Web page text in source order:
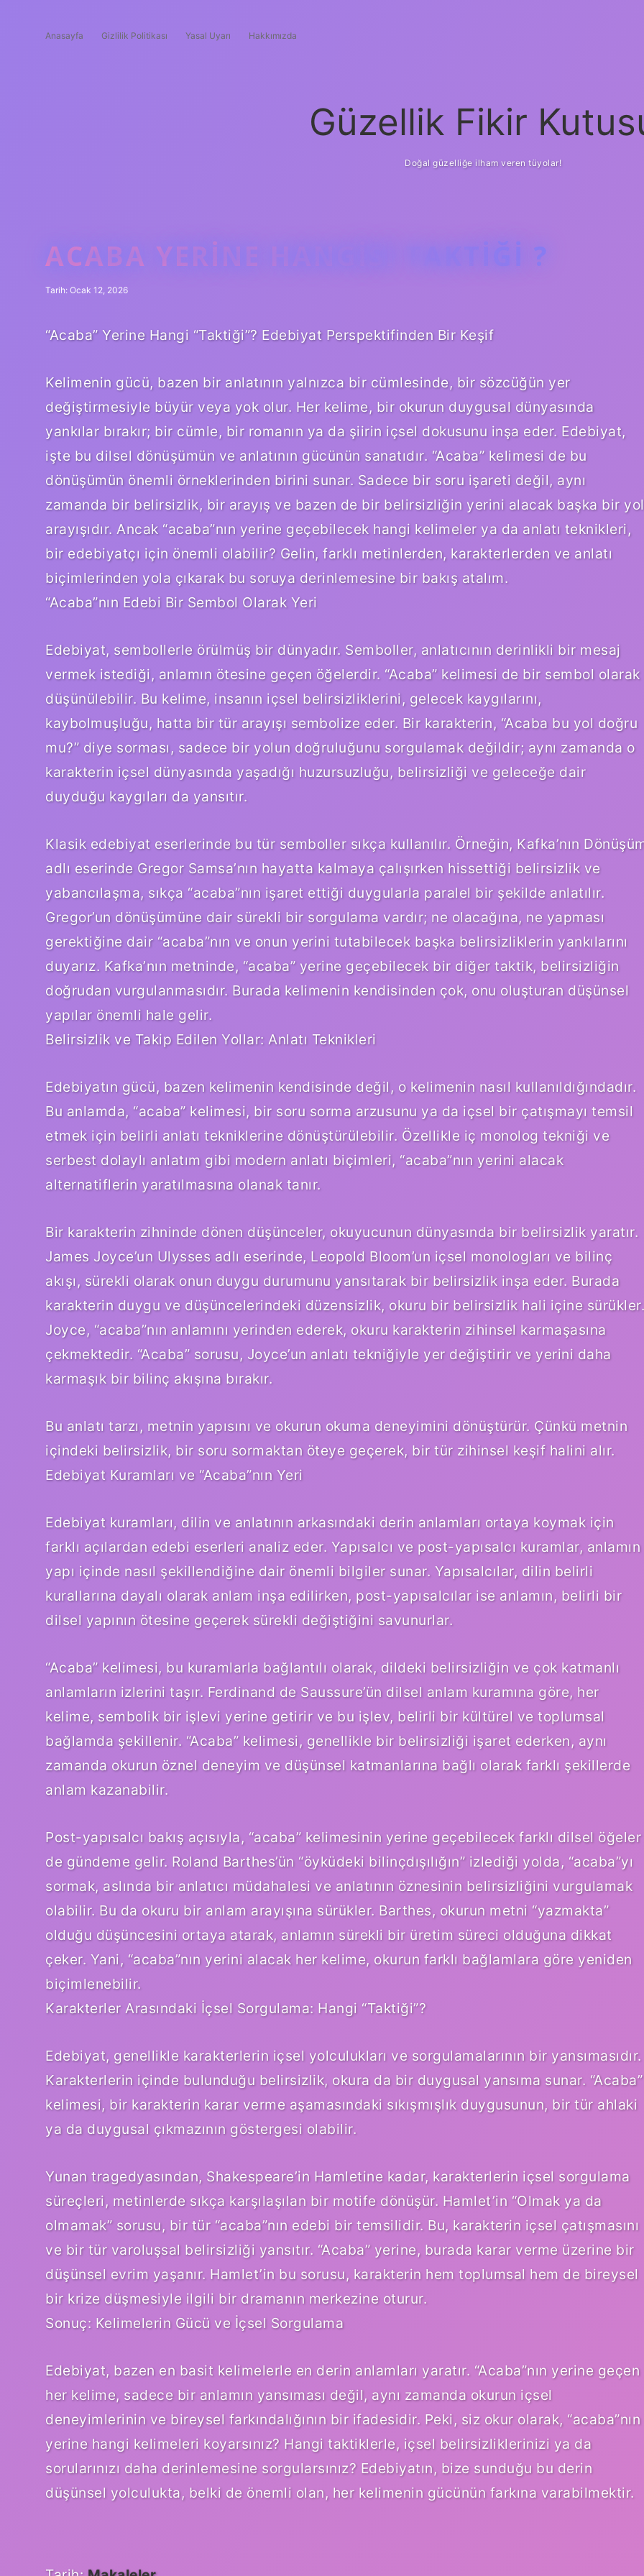
Anasayfa Gizlilik Politikası Yasal Uyarı Hakkımızda
Güzellik Fikir
Doğal güzelliğe ilham veren tüyolar!
ACABA YERINE HANGISI TAKTIĞI ?
Tarih: Ocak 12, 2026
“Acaba” Yerine Hangi “Taktiği”? Edebiyat Perspektifinden Bir Keşif
Kelimenin gücü, bazen bir anlatının yalnızca bir cümlesinde, bir sözcüğün yer
değiştirmesiyle büyür veya yok olur. Her kelime, bir okurun duygusal dünyasında
yankılar bırakır; bir cümle, bir romanın ya da şiirin içsel dokusunu inşa eder. Edebiyat,
işte bu dilsel dönüşümün ve anlatının gücünün sanatıdır. “Acaba” kelimesi de bu
dönüşümün önemli örneklerinden birini sunar. Sadece bir soru işareti değil, aynı
zamanda bir belirsizlik, bir arayış ve bazen de bir belirsizliğin yerini alacak başka bir yol
arayışıdır. Ancak “acaba”nın yerine geçebilecek hangi kelimeler ya da anlatı teknikleri,
bir edebiyatçı için önemli olabilir? Gelin, farklı metinlerden, karakterlerden ve anlatı
biçimlerinden yola çıkarak bu soruya derinlemesine bir bakış atalım.
“Acaba”nın Edebi Bir Sembol Olarak Yeri
Edebiyat, sembollerle örülmüş bir dünyadır. Semboller, anlatıcının derinlikli bir mesaj
vermek istediği, anlamın ötesine geçen öğelerdir. “Acaba” kelimesi de bir sembol olarak
düşünülebilir. Bu kelime, insanın içsel belirsizliklerini, gelecek kaygılarını,
kaybolmuşluğu, hatta bir tür arayışı sembolize eder. Bir karakterin, “Acaba bu yol doğru
mu?” diye sorması, sadece bir yolun doğruluğunu sorgulamak değildir; aynı zamanda o
karakterin içsel dünyasında yaşadığı huzursuzluğu, belirsizliği ve geleceğe dair
duyduğu kaygıları da yansıtır.
Klasik edebiyat eserlerinde bu tür semboller sıkça kullanılır. Örneğin, Kafka’nın
adlı eserinde Gregor Samsa’nın hayatta kalmaya çalışırken hissettiği belirsizlik ve
yabancılaşma, sıkça “acaba”nın işaret ettiği duygularla paralel bir şekilde anlatılır.
Gregor’un dönüşümüne dair sürekli bir sorgulama vardır; ne olacağına, ne yapması
gerektiğine dair “acaba”nın ve onun yerini tutabilecek başka belirsizliklerin yankılarını
duyarız. Kafka’nın metninde, “acaba” yerine geçebilecek bir diğer taktik, belirsizliğin
doğrudan vurgulanmasıdır. Burada kelimenin kendisinden çok, onu oluşturan düşünsel
yapılar önemli hale gelir.
Belirsizlik ve Takip Edilen Yollar: Anlatı Teknikleri
Edebiyatın gücü, bazen kelimenin kendisinde değil, o kelimenin nasıl kullanıldığındadır.
Bu anlamda, “acaba” kelimesi, bir soru sorma arzusunu ya da içsel bir çatışmayı temsil
etmek için belirli anlatı tekniklerine dönüştürülebilir. Özellikle iç monolog tekniği ve
serbest dolaylı anlatım gibi modern anlatı biçimleri, “acaba”nın yerini alacak
alternatiflerin yaratılmasına olanak tanır.
Bir karakterin zihninde dönen düşünceler, okuyucunun dünyasında bir belirsizlik yaratır.
James Joyce’un Ulysses adlı eserinde, Leopold Bloom’un içsel monologları ve bilinç
akışı, sürekli olarak onun duygu durumunu yansıtarak bir belirsizlik inşa eder. Burada
karakterin duygu ve düşüncelerindeki düzensizlik, okuru bir belirsizlik hali içine sürükler.
Joyce, “acaba”nın anlamını yerinden ederek, okuru karakterin zihinsel karmaşasına
çekmektedir. “Acaba” sorusu, Joyce’un anlatı tekniğiyle yer değiştirir ve yerini daha
karmaşık bir bilinç akışına bırakır.
Bu anlatı tarzı, metnin yapısını ve okurun okuma deneyimini dönüştürür. Çünkü metnin
içindeki belirsizlik, bir soru sormaktan öteye geçerek, bir tür zihinsel keşif halini alır.
Edebiyat Kuramları ve “Acaba”nın Yeri
Edebiyat kuramları, dilin ve anlatının arkasındaki derin anlamları ortaya koymak için
farklı açılardan edebi eserleri analiz eder. Yapısalcı ve post-yapısalcı kuramlar, anlamın
yapı içinde nasıl şekillendiğine dair önemli bilgiler sunar. Yapısalcılar, dilin belirli
kurallarına dayalı olarak anlam inşa edilirken, post-yapısalcılar ise anlamın, belirli bir
dilsel yapının ötesine geçerek sürekli değiştiğini savunurlar.
“Acaba” kelimesi, bu kuramlarla bağlantılı olarak, dildeki belirsizliğin ve çok katmanlı
anlamların izlerini taşır. Ferdinand de Saussure’ün dilsel anlam kuramına göre, her
kelime, sembolik bir işlevi yerine getirir ve bu işlev, belirli bir kültürel ve toplumsal
bağlamda şekillenir. “Acaba” kelimesi, genellikle bir belirsizliği işaret ederken, aynı
zamanda okurun öznel deneyim ve düşünsel katmanlarına bağlı olarak farklı şekillerde
anlam kazanabilir.
Post-yapısalcı bakış açısıyla, “acaba” kelimesinin yerine geçebilecek farklı dilsel öğeler
de gündeme gelir. Roland Barthes’ün “öyküdeki bilinçdışılığın” izlediği yolda, “acaba”yı
sormak, aslında bir anlatıcı müdahalesi ve anlatının öznesinin belirsizliğini vurgulamak
olabilir. Bu da okuru bir anlam arayışına sürükler. Barthes, okurun metni “yazmakta”
olduğu düşüncesini ortaya atarak, anlamın sürekli bir üretim süreci olduğuna dikkat
çeker. Yani, “acaba”nın yerini alacak her kelime, okurun farklı bağlamlara göre yeniden
biçimlenebilir.
Karakterler Arasındaki İçsel Sorgulama: Hangi “Taktiği”?
Edebiyat, genellikle karakterlerin içsel yolculukları ve sorgulamalarının bir yansımasıdır.
Karakterlerin içinde bulunduğu belirsizlik, okura da bir duygusal yansıma sunar. “Acaba”
kelimesi, bir karakterin karar verme aşamasındaki sıkışmışlık duygusunun, bir tür ahlaki
ya da duygusal çıkmazının göstergesi olabilir.
Yunan tragedyasından, Shakespeare’in Hamletine kadar, karakterlerin içsel sorgulama
süreçleri, metinlerde sıkça karşılaşılan bir motife dönüşür. Hamlet’in “Olmak ya da
olmamak” sorusu, bir tür “acaba”nın edebi bir temsilidir. Bu, karakterin içsel çatışmasını
ve bir tür varoluşsal belirsizliği yansıtır. “Acaba” yerine, burada karar verme üzerine bir
düşünsel evrim yaşanır. Hamlet’in bu sorusu, karakterin hem toplumsal hem de bireysel
bir krize düşmesiyle ilgili bir dramanın merkezine oturur.
Sonuç: Kelimelerin Gücü ve İçsel Sorgulama
Edebiyat, bazen en basit kelimelerle en derin anlamları yaratır. “Acaba”nın yerine geçen
her kelime, sadece bir anlamın yansıması değil, aynı zamanda okurun içsel
deneyimlerinin ve bireysel farkındalığının bir ifadesidir. Peki, siz okur olarak, “acaba”nın
yerine hangi kelimeleri koyarsınız? Hangi taktiklerle, içsel belirsizliklerinizi ya da
sorularınızı daha derinlemesine sorgularsınız? Edebiyatın, bize sunduğu bu derin
düşünsel yolculukta, belki de önemli olan, her kelimenin gücünün farkına varabilmektir.